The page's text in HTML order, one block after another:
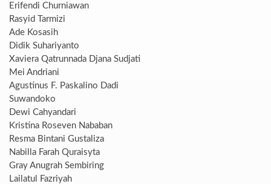
Erifendi Churniawan
Rasyid Tarmizi
Ade Kosasih
Didik Suhariyanto
Xaviera Qatrunnada Djana Sudjati
Mei Andriani
Agustinus F. Paskalino Dadi
Suwandoko
Dewi Cahyandari
Kristina Roseven Nababan
Resma Bintani Gustaliza
Nabilla Farah Quraisyta
Gray Anugrah Sembiring
Lailatul Fazriyah